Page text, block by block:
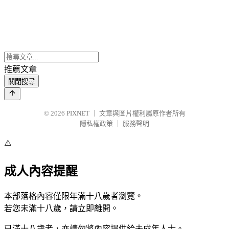
推薦文章
關閉搜尋
© 2026 PIXNET
文章與圖片權利屬原作者所有
隱私權政策
服務聲明
⚠️
成人內容提醒
本部落格內容僅限年滿十八歲者瀏覽。
若您未滿十八歲，請立即離開。